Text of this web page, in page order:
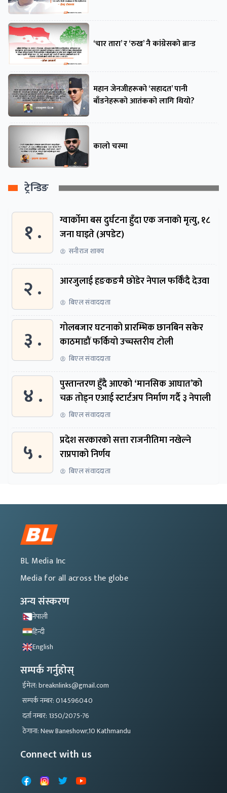
‘चार तारा’ र ‘रुख’ नै कांग्रेसको ब्रान्ड
महान जेनजीहरूको ‘सहादत’ पानी
बाँडनेहरूको आतंकको लागि थियो?
कालो चस्मा
ट्रेन्डिङ
१ .
ग्वार्काेमा बस दुर्घटना हुँदा एक जनाकाे मृत्यु, १८
जना घाइते (अपडेट)
सनीराज शाक्य
२ . आरजुलाई हङकङमै छोडेर नेपाल फर्किँदै देउवा
बिएल संवाददाता
३ .
गोलबजार घटनाको प्रारम्भिक छानबिन सकेर
काठमाडौं फर्कियो उच्चस्तरीय टोली
बिएल संवाददाता
४ .
पुस्तान्तरण हुँदै आएको ‘मानसिक आघात’को
चक्र तोड्न एआई स्टार्टअप निर्माण गर्दै ३ नेपाली
बिएल संवाददाता
५ .
प्रदेश सरकारको सत्ता राजनीतिमा नखेल्ने
राप्रपाको निर्णय
बिएल संवाददाता
BL Media Inc
Media for all across the globe
अन्य संस्करण
नेपाली
हिन्दी
English
सम्पर्क गर्नुहोस्
ईमेल: breaknlinks@gmail.com
सम्पर्क नम्बर: 014596040
दर्ता नम्बर: 1350/2075-76
ठेगाना: New Baneshowr,10 Kathmandu
Connect with us
FacebookInstagram
X YouTube